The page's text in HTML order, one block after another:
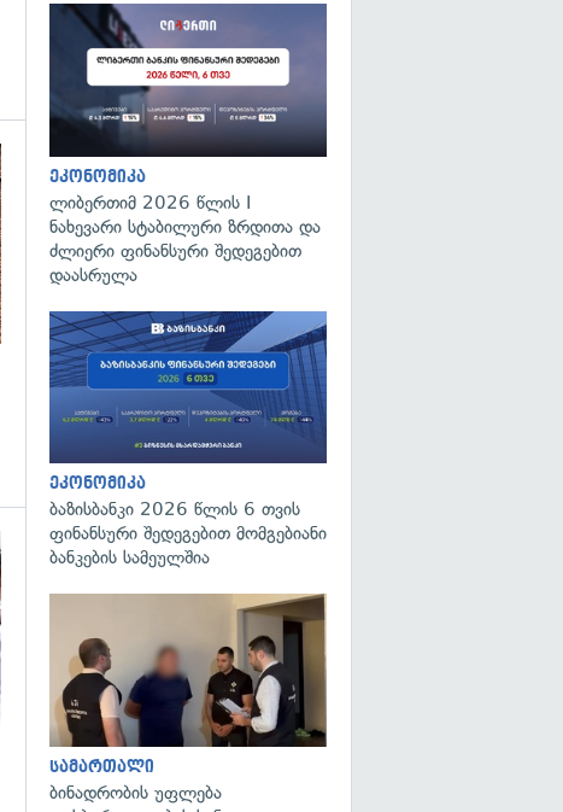
გადახედვა
გადახედვა
ეკონომიკა
ლიბერთიმ 2026 წლის I
ნახევარი სტაბილური ზრდითა და
ძლიერი ფინანსური შედეგებით
დაასრულა
ეკონომიკა
ბაზისბანკი 2026 წლის 6 თვის
ფინანსური შედეგებით მომგებიანი
ბანკების სამეულშია
სამართალი
ბინადრობის უფლება